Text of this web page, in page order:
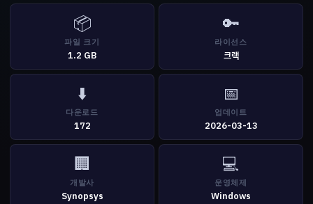
📦
파일 크기
1.2 GB
🔑
라이선스
크랙
⬇️
다운로드
172
📅
업데이트
2026-03-13
🏢
개발사
Synopsys
💻
운영체제
Windows